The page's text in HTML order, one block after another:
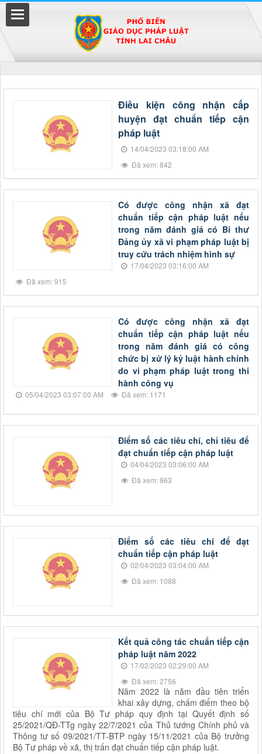
Điều kiện công nhận cấp
huyện đạt chuẩn tiếp cận
pháp luật
14/04/2023 03:18:00 AM
Đã xem: 842
Có được công nhận xã đạt
chuẩn tiếp cận pháp luật nếu
trong năm đánh giá có Bí thư
Đảng ủy xã vi phạm pháp luật bị
truy cứu trách nhiệm hình sự
17/04/2023 03:16:00 AM
Đã xem: 915
Có được công nhận xã đạt
chuẩn tiếp cận pháp luật nếu
trong năm đánh giá có công
chức bị xử lý kỷ luật hành chính
do vi phạm pháp luật trong thi
hành công vụ
05/04/2023 03:07:00 AM Đã xem: 1171
Điểm số các tiêu chí, chỉ tiêu để
đạt chuẩn tiếp cận pháp luật
04/04/2023 03:06:00 AM
Đã xem: 963
Điểm số các tiêu chí để đạt
chuẩn tiếp cận pháp luật
02/04/2023 03:04:00 AM
Đã xem: 1088
Kết quả công tác chuẩn tiếp cận
pháp luật năm 2022
17/02/2023 02:29:00 AM
Đã xem: 2756
Năm 2022 là năm đầu tiên triển
khai xây dựng, chấm điểm theo bộ
tiêu chí mới của Bộ Tư pháp quy định tại Quyết định số
25/2021/QĐ-TTg ngày 22/7/2021 của Thủ tướng Chính phủ và
Thông tư số 09/2021/TT-BTP ngày 15/11/2021 của Bộ trưởng
Bộ Tư pháp về xã, thị trấn đạt chuẩn tiếp cận pháp luật.
Đã kết nối EMC